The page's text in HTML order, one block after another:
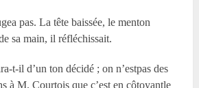
pas. La tête baissée, le menton
sa main, il réfléchissait.
t-il d’un ton décidé ; on n’estpas des
à M. Courtois que c’est en côtoyantle